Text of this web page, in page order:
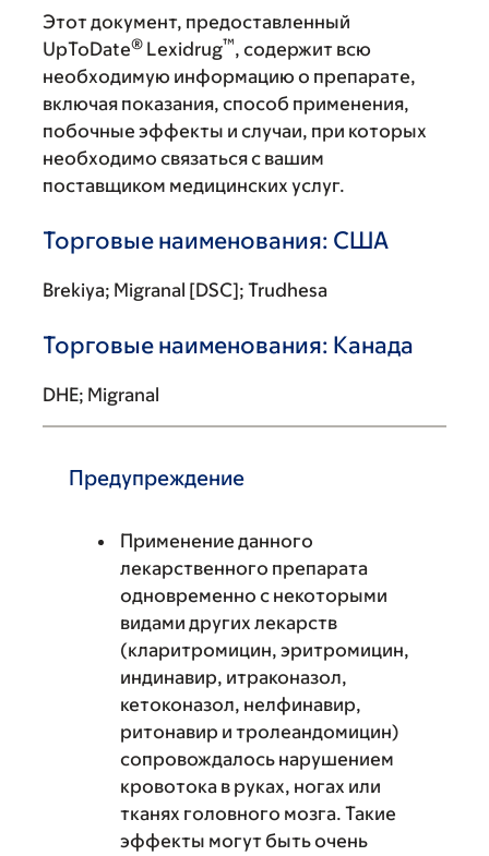
Этот документ, предоставленный
UpToDate® Lexidrug™, содержит всю
необходимую информацию о препарате,
включая показания, способ применения,
побочные эффекты и случаи, при которых
необходимо связаться с вашим
поставщиком медицинских услуг.
Торговые наименования: США
Brekiya; Migranal [DSC]; Trudhesa
Торговые наименования: Канада
DHE; Migranal
Предупреждение
Применение данного
лекарственного препарата
одновременно с некоторыми
видами других лекарств
(кларитромицин, эритромицин,
индинавир, итраконазол,
кетоконазол, нелфинавир,
ритонавир и тролеандомицин)
сопровождалось нарушением
кровотока в руках, ногах или
тканях головного мозга. Такие
эффекты могут быть очень